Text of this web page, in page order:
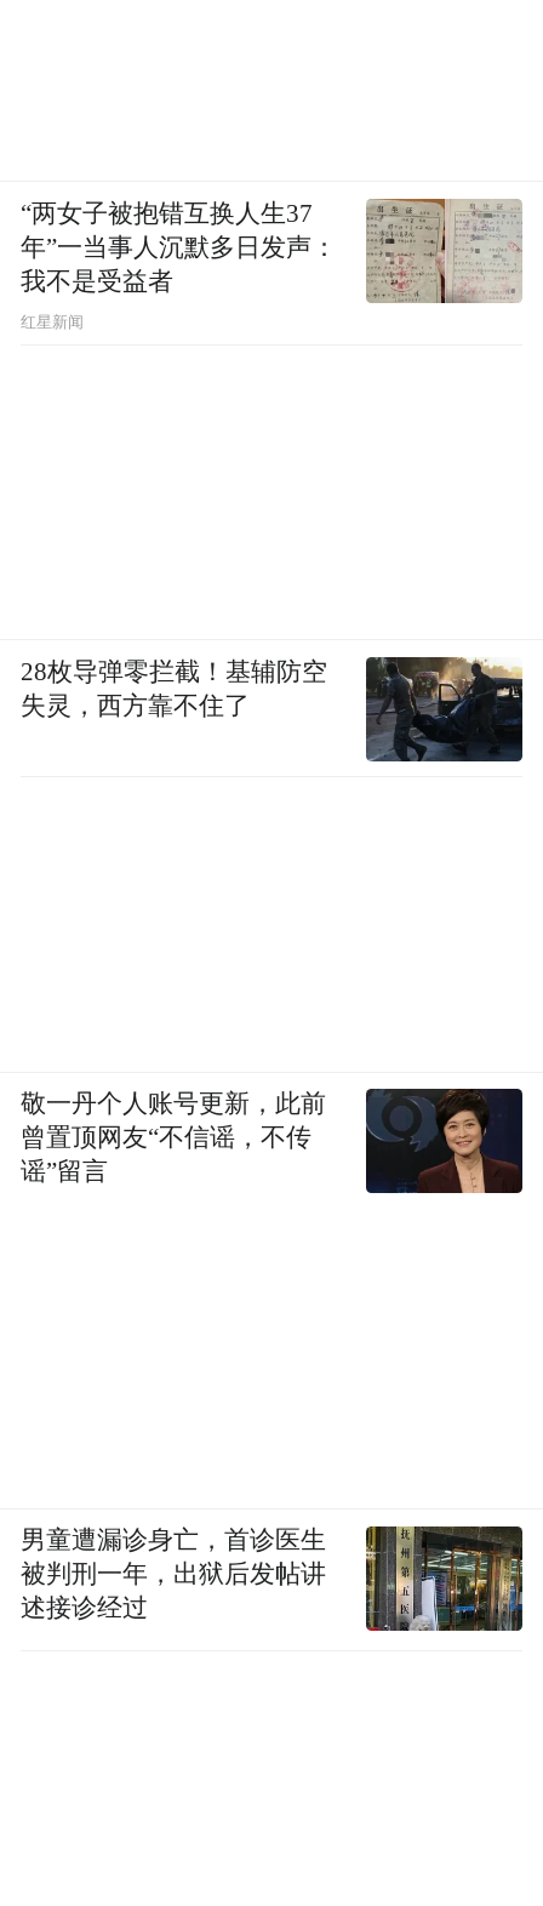
“两女子被抱错互换人生37
年”一当事人沉默多日发声：
我不是受益者
红星新闻
28枚导弹零拦截！基辅防空
失灵，西方靠不住了
敬一丹个人账号更新，此前
曾置顶网友“不信谣，不传
谣”留言
男童遭漏诊身亡，首诊医生
被判刑一年，出狱后发帖讲
述接诊经过